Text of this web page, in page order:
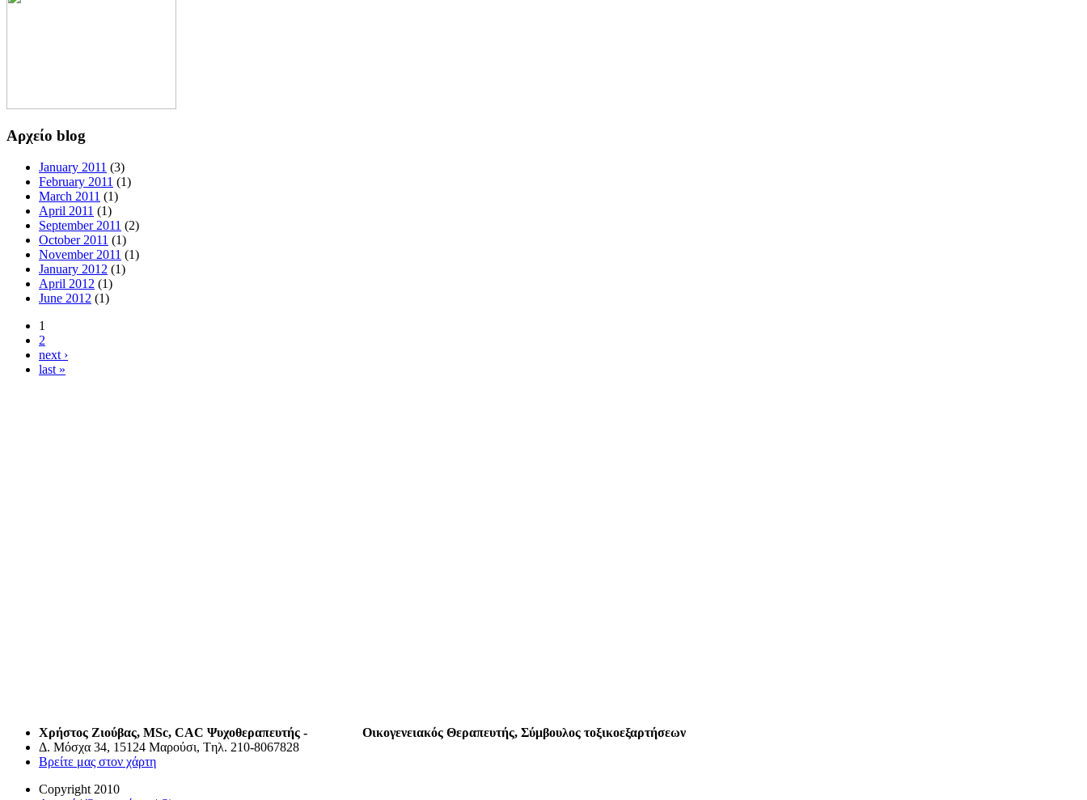
Αρχείο blog
January 2011 (3)
February 2011 (1)
March 2011 (1)
April 2011 (1)
September 2011 (2)
October 2011 (1)
November 2011 (1)
January 2012 (1)
April 2012 (1)
June 2012 (1)
1
2
next ›
last »
Χρήστος Ζιούβας, MSc, CAC Ψυχοθεραπευτής - Oικογενειακός Θεραπευτής, Σύμβουλος τοξικοεξαρτήσεων
Δ. Μόσχα 34, 15124 Μαρούσι, Tηλ. 210-8067828
Βρείτε μας στον χάρτη
Copyright 2010